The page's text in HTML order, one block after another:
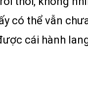
có thể vẫn
cái hành